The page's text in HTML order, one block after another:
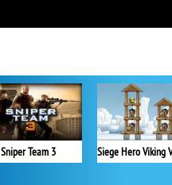
Sniper Team 3